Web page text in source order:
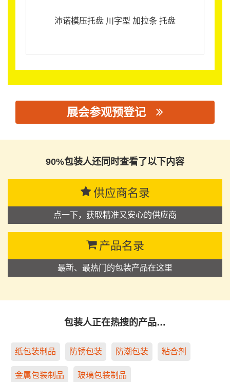
沛诺模压托盘 川字型 加拉条 托盘
展会参观预登记
90%包装人还同时查看了以下内容
供应商名录
点一下，获取精准又安心的供应商
产品名录
最新、最热门的包装产品在这里
包装人正在热搜的产品…
纸包装制品 防锈包装 防潮包装 粘合剂
金属包装制品 玻璃包装制品